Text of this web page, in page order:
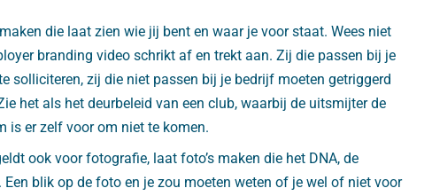
die laat zien wie jij bent en waar je voor staat. Wees niet
branding video schrikt af en trekt aan. Zij die passen bij je
solliciteren, zij die niet passen bij je bedrijf moeten getriggerd
het als het deurbeleid van een club, waarbij de uitsmijter de
is er zelf voor om niet te komen.
ook voor fotografie, laat foto’s maken die het DNA, de
blik op de foto en je zou moeten weten of je wel of niet voor